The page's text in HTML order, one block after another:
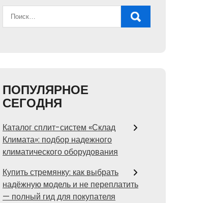
ПОПУЛЯРНОЕ
СЕГОДНЯ
Каталог сплит-систем «Склад
Климата»: подбор надежного
климатического оборудования
Купить стремянку: как выбрать
надёжную модель и не переплатить
— полный гид для покупателя